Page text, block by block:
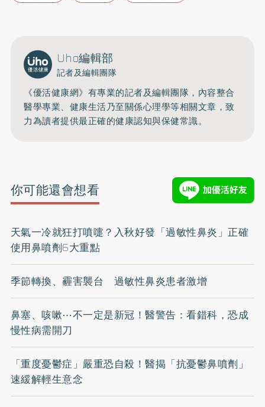
Uho編輯部
記者及編輯團隊
《優活健康網》有專業的記者及編輯團隊，內容整合
醫學專業、健康生活乃至關係心理學等相關文章，致
力為讀者提供最正確的健康認知與保健常識。
你可能還會想看
天氣一冷就狂打噴嚏？入秋好發「過敏性鼻炎」正確
使用鼻噴劑6大重點
季節轉換、霾害襲台 過敏性鼻炎患者激增
鼻塞、咳嗽⋯不一定是新冠！醫警告：看錯科，恐成
慢性病需開刀
「重度憂鬱症」嚴重恐自殺！醫揭「抗憂鬱鼻噴劑」
速緩解輕生意念